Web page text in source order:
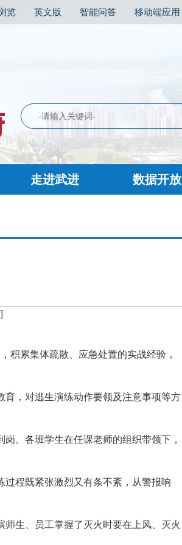
览 英文版 智能问答 移动端应用
走进武进 数据开放
〗
积累集体疏散、应急处置的实战经验，
，对逃生演练动作要领及注意事项等方
。各班学生在任课老师的组织带领下，
程既紧张激烈又有条不紊，从警报响
生、员工掌握了灭火时要在上风、灭火